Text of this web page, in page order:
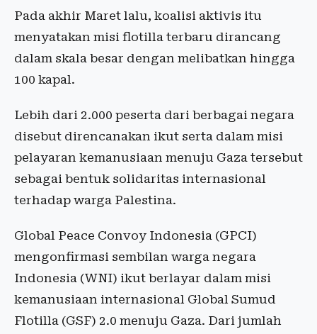
Pada akhir Maret lalu, koalisi aktivis itu
menyatakan misi flotilla terbaru dirancang
dalam skala besar dengan melibatkan hingga
100 kapal.
Lebih dari 2.000 peserta dari berbagai negara
disebut direncanakan ikut serta dalam misi
pelayaran kemanusiaan menuju Gaza tersebut
sebagai bentuk solidaritas internasional
terhadap warga Palestina.
Global Peace Convoy Indonesia (GPCI)
mengonfirmasi sembilan warga negara
Indonesia (WNI) ikut berlayar dalam misi
kemanusiaan internasional Global Sumud
Flotilla (GSF) 2.0 menuju Gaza. Dari jumlah